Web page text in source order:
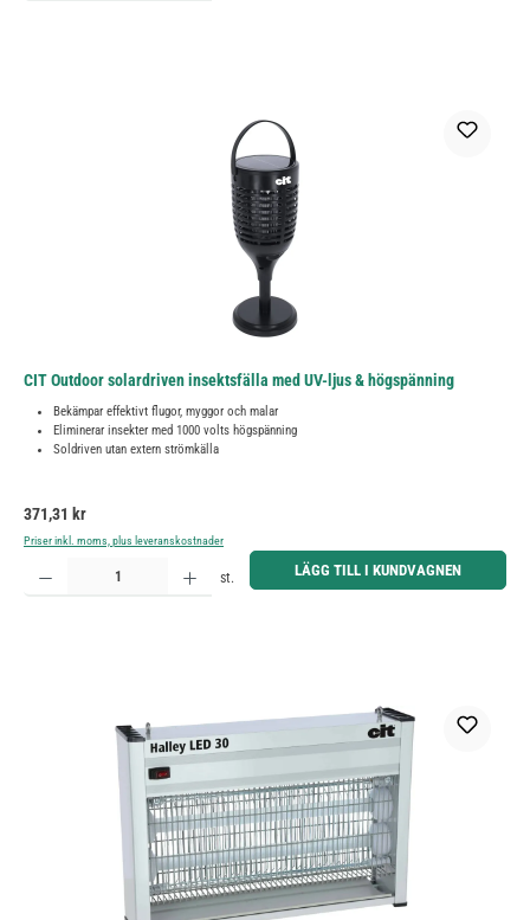
CIT Outdoor solardriven insektsfälla med UV-ljus & högspänning
Bekämpar effektivt flugor, myggor och malar
Eliminerar insekter med 1000 volts högspänning
Soldriven utan extern strömkälla
Ordinarie pris:
371,31 kr
Priser inkl. moms, plus leveranskostnader
Produktkvantitet: Ange önskat belopp eller använd knapparna för att öka eller minska kvantiteten.
st. LÄGG TILL I KUNDVAGNEN